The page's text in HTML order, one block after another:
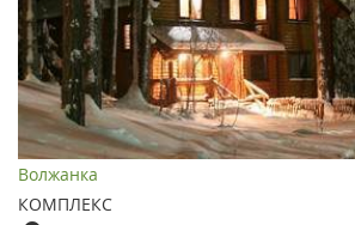
Волжанка
КОМПЛЕКС